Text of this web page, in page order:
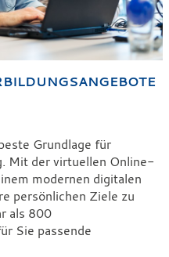
Grundlage für
Mit der virtuellen Online-
modernen digitalen
persönlichen Ziele zu
als 800
Sie passende